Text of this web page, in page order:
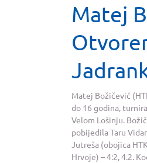
Matej
Matej Božičević
do 16 godina,
Velom Lošinju.
pobijedila Taru
Jutreša (obojica
Hrvoje) – 4:2, 4.2.